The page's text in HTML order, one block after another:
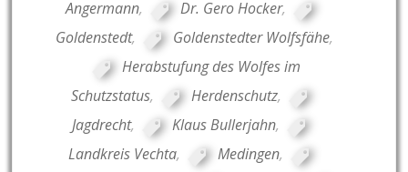
Angermann, Dr. Gero Hocker,
Goldenstedt, Goldenstedter Wolfsfähe,
Herabstufung des Wolfes im
Schutzstatus, Herdenschutz,
Jagdrecht, Klaus Bullerjahn,
Landkreis Vechta, Medingen,